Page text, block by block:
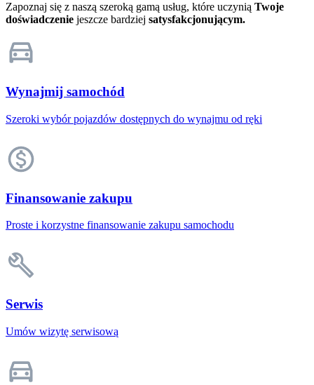
Zapoznaj się z naszą szeroką gamą usług, które uczynią Twoje
doświadczenie jeszcze bardziej satysfakcjonującym.
Wynajmij samochód
Szeroki wybór pojazdów dostępnych do wynajmu od ręki
Finansowanie zakupu
Proste i korzystne finansowanie zakupu samochodu
Serwis
Umów wizytę serwisową